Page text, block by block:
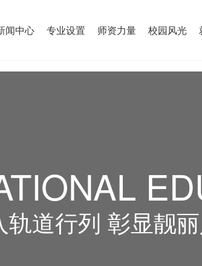
闻中心 专业设置 师资力量 校园风光
轨道行列 彰显靓